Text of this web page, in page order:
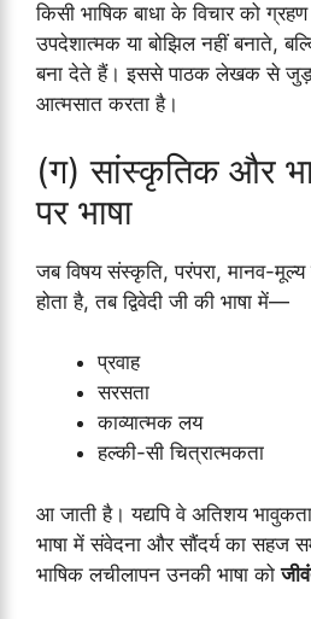
किसी भाषिक बाधा के विचार को
उपदेशात्मक या बोझिल नहीं बनाते,
बना देते हैं। इससे पाठक लेखक से
आत्मसात करता है।
(ग) सांस्कृतिक और
पर भाषा
जब विषय संस्कृति, परंपरा, मानव-
होता है, तब द्विवेदी जी की भाषा में—
प्रवाह
सरसता
काव्यात्मक लय
हल्की-सी चित्रात्मकता
आ जाती है। यद्यपि वे अतिशय
भाषा में संवेदना और सौंदर्य का सहज
भाषिक लचीलापन उनकी भाषा को